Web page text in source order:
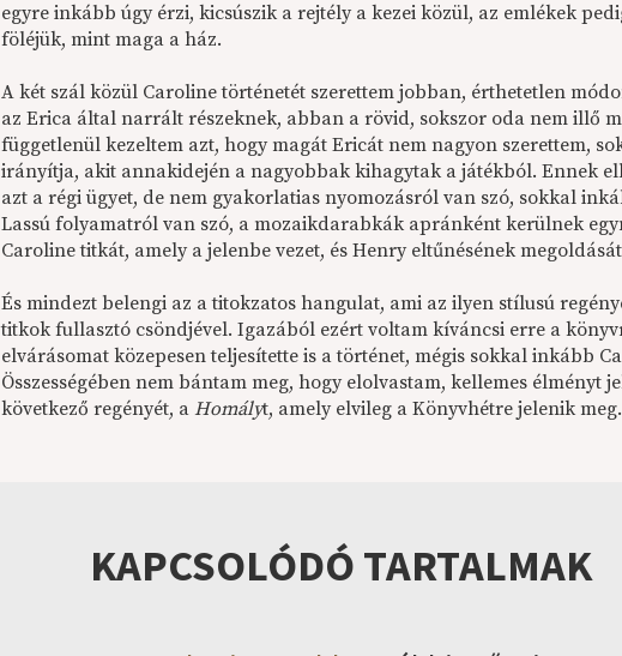
egyre inkább úgy érzi, kicsúszik a rejtély a kezei közül, az emlékek
föléjük, mint maga a ház.
A két szál közül Caroline történetét szerettem jobban, érthetetlen
az Erica által narrált részeknek, abban a rövid, sokszor oda nem illő
függetlenül kezeltem azt, hogy magát Ericát nem nagyon szerettem,
irányítja, akit annakidején a nagyobbak kihagytak a játékból. Ennek
azt a régi ügyet, de nem gyakorlatias nyomozásról van szó, sokkal
Lassú folyamatról van szó, a mozaikdarabkák apránként kerülnek
Caroline titkát, amely a jelenbe vezet, és Henry eltűnésének
És mindezt belengi az a titokzatos hangulat, ami az ilyen stílusú
titkok fullasztó csöndjével. Igazából ezért voltam kíváncsi erre a
elvárásomat közepesen teljesítette is a történet, mégis sokkal inkább
Összességében nem bántam meg, hogy elolvastam, kellemes élményt
következő regényét, aHomályt, amely elvileg a Könyvhétre jelenik meg.
KAPCSOLÓDÓ TARTALMAK